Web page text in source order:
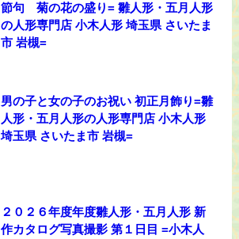
節句 菊の花の盛り= 雛人形・五月人形
の人形専門店 小木人形 埼玉県 さいたま
市 岩槻=
男の子と女の子のお祝い 初正月飾り=雛
人形・五月人形の人形専門店 小木人形
埼玉県 さいたま市 岩槻=
２０２６年度年度雛人形・五月人形 新
作カタログ写真撮影 第１日目 =小木人